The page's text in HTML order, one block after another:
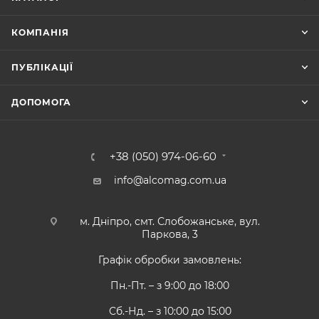
КОМПАНІЯ
ПУБЛІКАЦІЇ
ДОПОМОГА
+38 (050) 974-06-60
info@alcomag.com.ua
м. Дніпро, смт. Слобожанське, вул.
Паркова, 3
Графік обробки замовлень:
Пн.-Пт. – з 9:00 до 18:00
Сб.-Нд. – з 10:00 до 15:00